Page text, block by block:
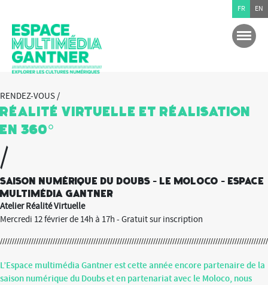
RENDEZ-VOUS /
Réalité Virtuelle et Réalisation
en 360°
/
Saison numérique du Doubs - Le Moloco - Espace
multimédia Gantner
Atelier Réalité Virtuelle
Mercredi 12 février de 14h à 17h - Gratuit sur inscription
L’Espace multimédia Gantner est cette année encore partenaire de la
saison numérique du Doubs et en partenariat avec le Moloco, nous
FR EN